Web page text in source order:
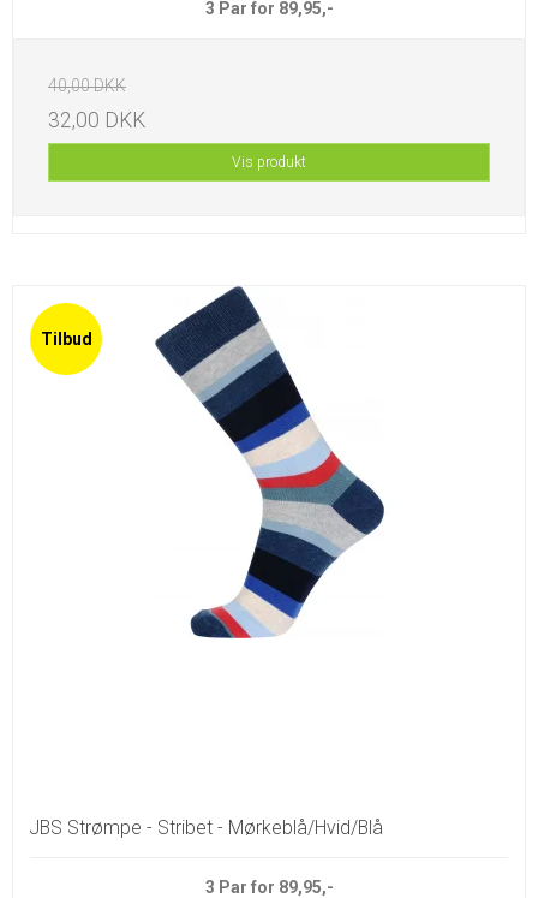
3 Par for 89,95,-
40,00 DKK
32,00 DKK
Vis produkt
Tilbud
JBS Strømpe - Stribet - Mørkeblå/Hvid/Blå
3 Par for 89,95,-